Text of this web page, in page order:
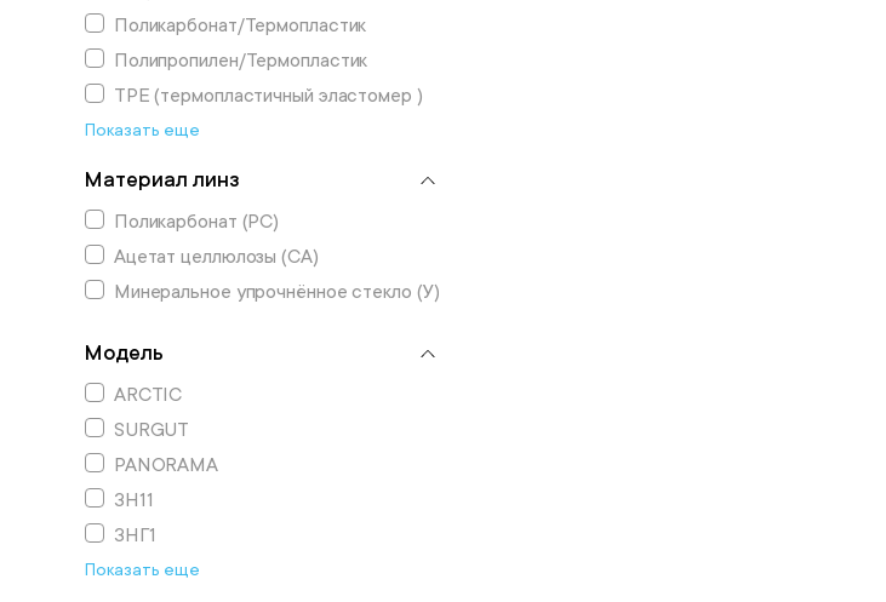
Поликарбонат/Термопластик
Полипропилен/Термопластик
TPE (термопластичный эластомер )
Показать еще
Материал линз
Поликарбонат (РС)
Ацетат целлюлозы (СА)
Минеральное упрочнённое стекло (У)
Модель
ARCTIC
SURGUT
PANORAMA
ЗН11
ЗНГ1
Показать еще